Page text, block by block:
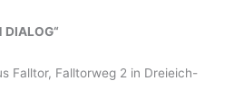
DIALOG“
Falltor, Falltorweg 2 in Dreieich-